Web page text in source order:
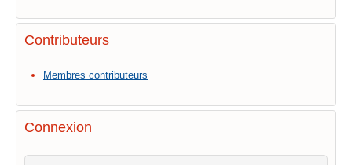
Contributeurs
Membres contributeurs
Connexion